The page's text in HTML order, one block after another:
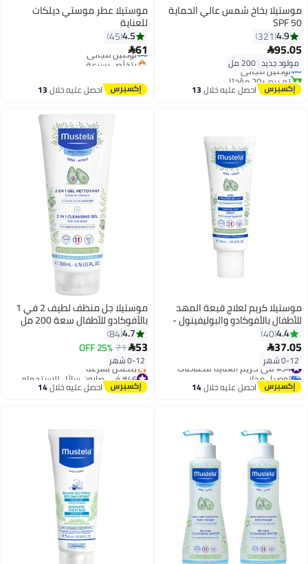
موستيلا بخاخ شمس عالي الحماية
SPF 50
4.9
321
95.05
مولود جديد|200 مل
توصيل مجاني
تم بيع +20 مؤخرًا
توصيل مجانياحصل عليه خلال13
موستيلا عطر موستي ديلكات
للعناية
4.5
45
61توصيل مجاني
بتخلّص بسرعة
توصيل مجاني
احصل عليه خلال13
موستيلا كريم لعلاج قبعة المهد
للأطفال بالأفوكادو والبوليفينول -
40 مل4.4
40
37.05
0-12 شهر
#34 في كريم العناية للحفاضات
توصيل مجاني
#34 في كريم العناية للحفاضات احصل عليه خلال14
موستيلا جل منظف لطيف 2 في 1
بالأفوكادو للأطفال سعة 200 مل
4.7
84
53
71
25% OFF
0-12 شهر
#46 في صابون سائل للاستحمام
توصيل مجاني
بتخلّص بسرعة
احصل عليه خلال14